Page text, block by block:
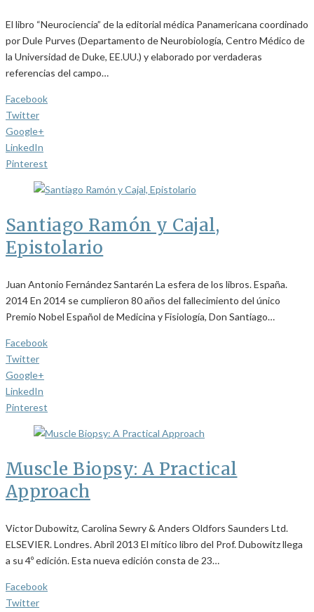
El libro “Neurociencia” de la editorial médica Panamericana coordinado
por Dule Purves (Departamento de Neurobiología, Centro Médico de
la Universidad de Duke, EE.UU.) y elaborado por verdaderas
referencias del campo…
Facebook
Twitter
Google+
LinkedIn
Pinterest
Santiago Ramón y Cajal,
Epistolario
Juan Antonio Fernández Santarén La esfera de los libros. España.
2014 En 2014 se cumplieron 80 años del fallecimiento del único
Premio Nobel Español de Medicina y Fisiología, Don Santiago…
Facebook
Twitter
Google+
LinkedIn
Pinterest
Muscle Biopsy: A Practical
Approach
Victor Dubowitz, Carolina Sewry & Anders Oldfors Saunders Ltd.
ELSEVIER. Londres. Abril 2013 El mítico libro del Prof. Dubowitz llega
a su 4º edición. Esta nueva edición consta de 23…
Facebook
Twitter